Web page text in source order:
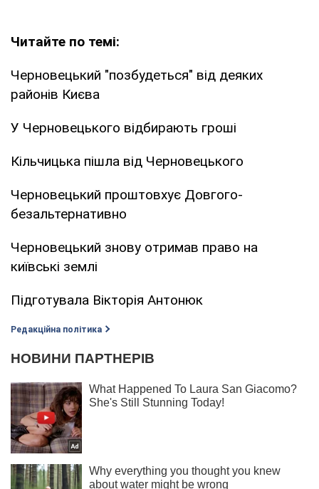
Читайте по темі:
Черновецький "позбудеться" від деяких
районів Києва
У Черновецького відбирають гроші
Кільчицька пішла від Черновецького
Черновецький проштовхує Довгого-
безальтернативно
Черновецький знову отримав право на
київські землі
Підготувала Вікторія Антонюк
Редакційна політика